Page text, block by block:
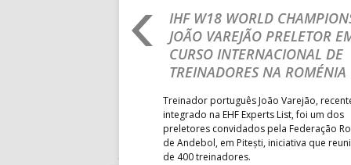
18:30
14 PÓVOA
12 ÁGUAS
19:00
140 CD
6-SET-2026
IHF W18 WORLD
JOÃO VAREJÃO PRELETOR
CURSO INTERNACIONAL DE
TREINADORES NA ROMÉNIA
Treinador português João Varejão,
integrado na EHF Experts List, foi um dos
preletores convidados pela Federação
de Andebol, em Pitești, iniciativa que
de 400 treinadores.